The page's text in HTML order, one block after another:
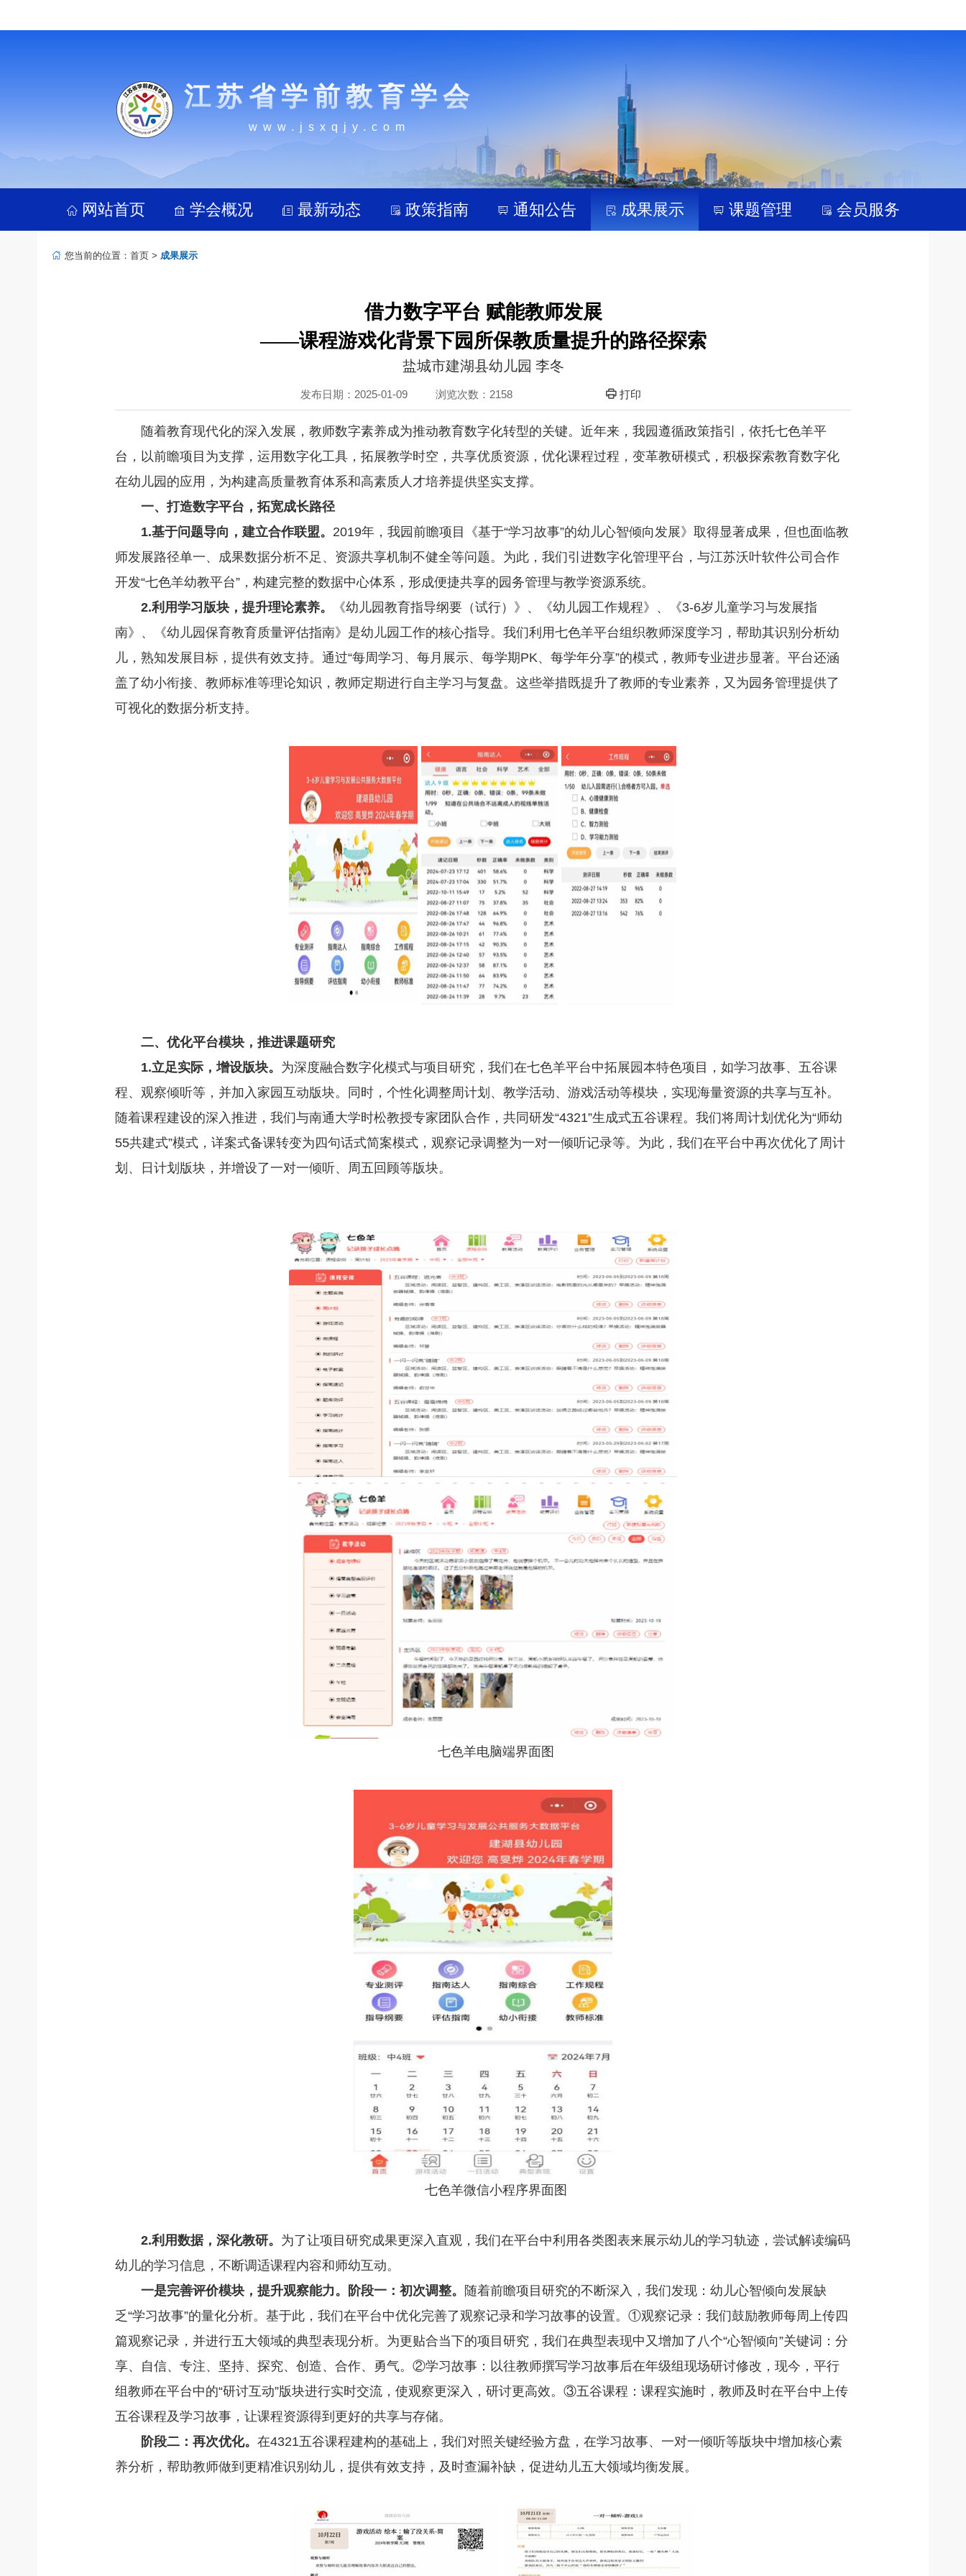
江苏省学前教育学会
www.jsxqjy.com
网站首页 学会概况 最新动态 政策指南 通知公告 成果展示 课题管理 会员服务
您当前的位置： 首页 > 成果展示
借力数字平台 赋能教师发展
——课程游戏化背景下园所保教质量提升的路径探索
盐城市建湖县幼儿园 李冬
发布日期：2025-01-09 浏览次数： 2158 打印
随着教育现代化的深入发展，教师数字素养成为推动教育数字化转型的关键。近年来，我园遵循政策指引，依托七色羊平
台，以前瞻项目为支撑，运用数字化工具，拓展教学时空，共享优质资源，优化课程过程，变革教研模式，积极探索教育数字化
在幼儿园的应用，为构建高质量教育体系和高素质人才培养提供坚实支撑。
一、打造数字平台，拓宽成长路径
1.基于问题导向，建立合作联盟。 2019年，我园前瞻项目《基于“学习故事”的幼儿心智倾向发展》取得显著成果，但也面临教
师发展路径单一、成果数据分析不足、资源共享机制不健全等问题。为此，我们引进数字化管理平台，与江苏沃叶软件公司合作
开发“七色羊幼教平台”，构建完整的数据中心体系，形成便捷共享的园务管理与教学资源系统。
2.利用学习版块，提升理论素养。
《幼儿园教育指导纲要（试行）》、《幼儿园工作规程》、《3-6岁儿童学习与发展指
南》、《幼儿园保育教育质量评估指南》是幼儿园工作的核心指导。我们利用七色羊平台组织教师深度学习，帮助其识别分析幼
儿，熟知发展目标，提供有效支持。通过“每周学习、每月展示、每学期PK、每学年分享”的模式，教师专业进步显著。平台还涵
盖了幼小衔接、教师标准等理论知识，教师定期进行自主学习与复盘。这些举措既提升了教师的专业素养，又为园务管理提供了
可视化的数据分析支持。
二、优化平台模块，推进课题研究
1.立足实际，增设版块。 为深度融合数字化模式与项目研究，我们在七色羊平台中拓展园本特色项目，如学习故事、五谷课
程、观察倾听等，并加入家园互动版块。同时，个性化调整周计划、教学活动、游戏活动等模块，实现海量资源的共享与互补。
随着课程建设的深入推进，我们与南通大学时松教授专家团队合作，共同研发“4321”生成式五谷课程。我们将周计划优化为“师幼
55共建式”模式，详案式备课转变为四句话式简案模式，观察记录调整为一对一倾听记录等。为此，我们在平台中再次优化了周计
划、日计划版块，并增设了一对一倾听、周五回顾等版块。
七色羊电脑端界面图
七色羊微信小程序界面图
2.利用数据，深化教研。 为了让项目研究成果更深入直观，我们在平台中利用各类图表来展示幼儿的学习轨迹，尝试解读编码
幼儿的学习信息，不断调适课程内容和师幼互动。
一是完善评价模块，提升观察能力。阶段一：初次调整。 随着前瞻项目研究的不断深入，我们发现：幼儿心智倾向发展缺
乏“学习故事”的量化分析。基于此，我们在平台中优化完善了观察记录和学习故事的设置。①观察记录：我们鼓励教师每周上传四
篇观察记录，并进行五大领域的典型表现分析。为更贴合当下的项目研究，我们在典型表现中又增加了八个“心智倾向”关键词：分
享、自信、专注、坚持、探究、创造、合作、勇气。②学习故事：以往教师撰写学习故事后在年级组现场研讨修改，现今，平行
组教师在平台中的“研讨互动”版块进行实时交流，使观察更深入，研讨更高效。③五谷课程：课程实施时，教师及时在平台中上传
五谷课程及学习故事，让课程资源得到更好的共享与存储。
阶段二：再次优化。 在4321五谷课程建构的基础上，我们对照关键经验方盘，在学习故事、一对一倾听等版块中增加核心素
养分析，帮助教师做到更精准识别幼儿，提供有效支持，及时查漏补缺，促进幼儿五大领域均衡发展。